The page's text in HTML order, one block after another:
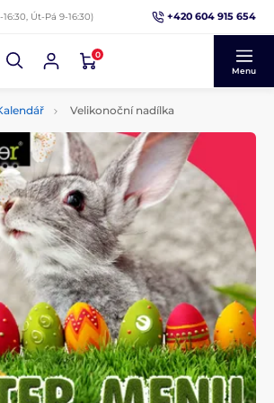
16:30, Út-Pá 9-16:30) +420 604 915 654
0
Menu
Velikonoční nadílka